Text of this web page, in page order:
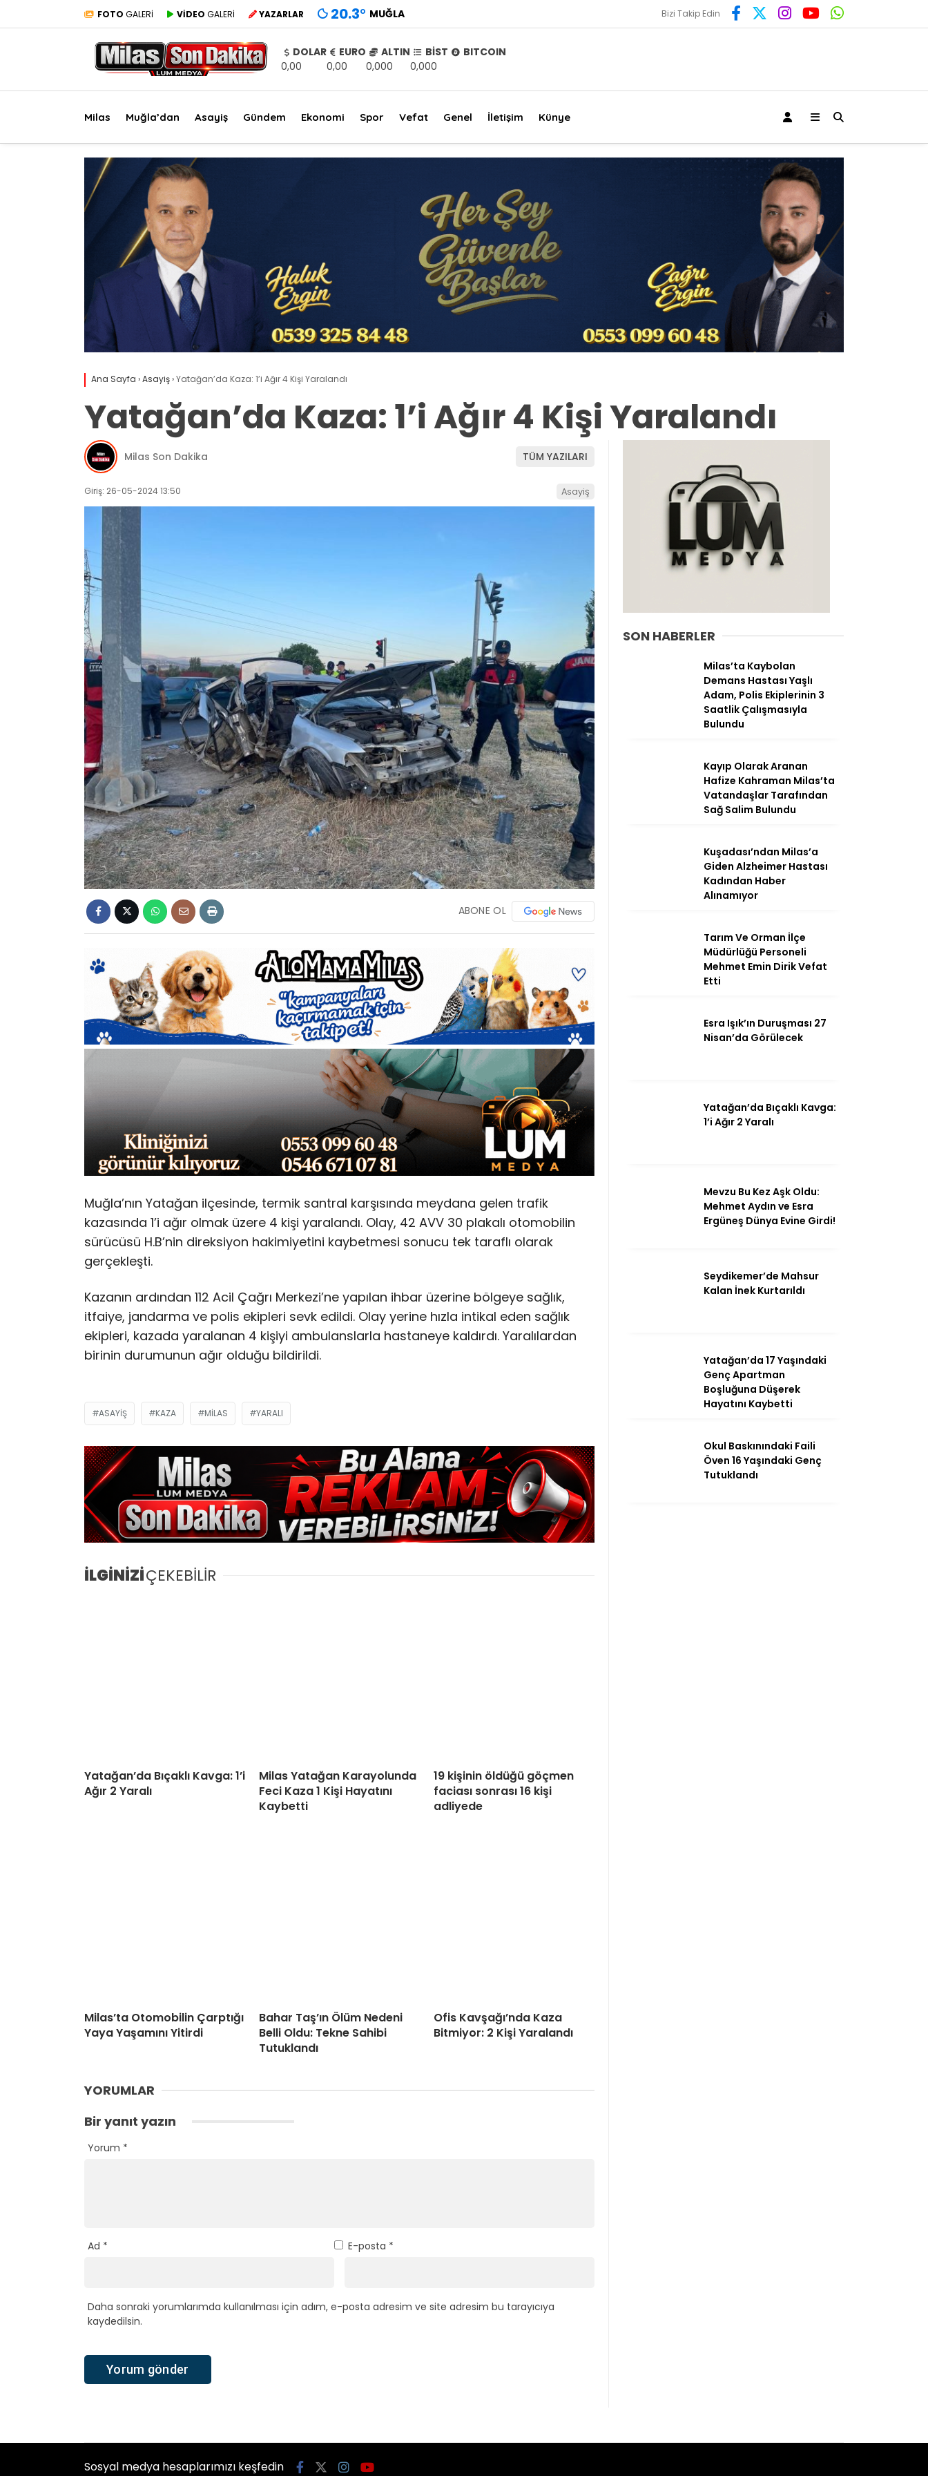
Milas
Gündem
Spor
Vefat
Genel
İletişim
Youtube
FOTO GALERİ VİDEO GALERİ YAZARLAR 20.3° MUĞLA Bizi Takip Edin
DOLAR
0,00
EURO
0,00
ALTIN
0,000
BİST
0,000
BITCOIN
Milas Muğla’dan Asayiş Gündem Ekonomi Spor Vefat Genel İletişim Künye
Ana Sayfa ›Asayiş›Yatağan’da Kaza: 1’i Ağır 4 Kişi Yaralandı
Yatağan’da Kaza: 1’i Ağır 4 Kişi Yaralandı
Milas Son Dakika TÜM YAZILARI
Giriş: 26-05-2024 13:50 Asayiş
ABONE OL
Muğla’nın Yatağan ilçesinde, termik santral karşısında meydana gelen trafik
kazasında 1’i ağır olmak üzere 4 kişi yaralandı. Olay, 42 AVV 30 plakalı otomobilin
sürücüsü H.B’nin direksiyon hakimiyetini kaybetmesi sonucu tek taraflı olarak
gerçekleşti.
Kazanın ardından 112 Acil Çağrı Merkezi’ne yapılan ihbar üzerine bölgeye sağlık,
itfaiye, jandarma ve polis ekipleri sevk edildi. Olay yerine hızla intikal eden sağlık
ekipleri, kazada yaralanan 4 kişiyi ambulanslarla hastaneye kaldırdı. Yaralılardan
birinin durumunun ağır olduğu bildirildi.
ASAYIŞ KAZA MILAS YARALI
İLGİNİZİÇEKEBİLİR
Yatağan’da Bıçaklı Kavga: 1’i
Ağır 2 Yaralı
Milas Yatağan Karayolunda
Feci Kaza 1 Kişi Hayatını
Kaybetti
19 kişinin öldüğü göçmen
faciası sonrası 16 kişi
adliyede
Milas’ta Otomobilin Çarptığı
Yaya Yaşamını Yitirdi
Bahar Taş’ın Ölüm Nedeni
Belli Oldu: Tekne Sahibi
Tutuklandı
Ofis Kavşağı’nda Kaza
Bitmiyor: 2 Kişi Yaralandı
YORUMLAR
Bir yanıt yazın
Yorum *
Ad * E-posta *
Daha sonraki yorumlarımda kullanılması için adım, e-posta adresim ve site adresim bu tarayıcıya
kaydedilsin.
SON HABERLER
Milas’ta Kaybolan
Demans Hastası Yaşlı
Adam, Polis Ekiplerinin 3
Saatlik Çalışmasıyla
Bulundu
Kayıp Olarak Aranan
Hafize Kahraman Milas’ta
Vatandaşlar Tarafından
Sağ Salim Bulundu
Kuşadası’ndan Milas’a
Giden Alzheimer Hastası
Kadından Haber
Alınamıyor
Tarım Ve Orman İlçe
Müdürlüğü Personeli
Mehmet Emin Dirik Vefat
Etti
Esra Işık’ın Duruşması 27
Nisan’da Görülecek
Yatağan’da Bıçaklı Kavga:
1’i Ağır 2 Yaralı
Mevzu Bu Kez Aşk Oldu:
Mehmet Aydın ve Esra
Ergüneş Dünya Evine Girdi!
Seydikemer’de Mahsur
Kalan İnek Kurtarıldı
Yatağan’da 17 Yaşındaki
Genç Apartman
Boşluğuna Düşerek
Hayatını Kaybetti
Okul Baskınındaki Faili
Öven 16 Yaşındaki Genç
Tutuklandı
Sosyal medya hesaplarımızı keşfedin